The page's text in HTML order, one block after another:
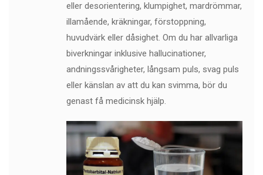
eller desorientering, klumpighet, mardrömmar,
illamående, kräkningar, förstoppning,
huvudvärk eller dåsighet. Om du har allvarliga
biverkningar inklusive hallucinationer,
andningssvårigheter, långsam puls, svag puls
eller känslan av att du kan svimma, bör du
genast få medicinsk hjälp.